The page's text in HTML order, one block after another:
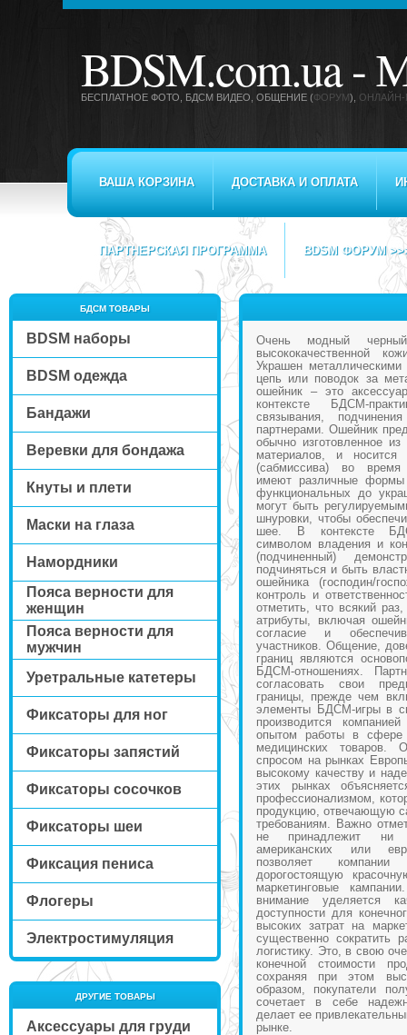
BDSM.com.ua -
БЕСПЛАТНОЕ ФОТО, БДСМ ВИДЕО , ОБЩЕНИЕ (ФОРУМ), ОНЛАЙН-
ВАША КОРЗИНА ДОСТАВКА И ОПЛАТА
ПАРТНЕРСКАЯ ПРОГРАММА BDSM ФОРУМ
БДСМ ТОВАРЫ
BDSM наборы
BDSM одежда
Бандажи
Веревки для бондажа
Кнуты и плети
Маски на глаза
Намордники
Пояса верности для
женщин
Пояса верности для
мужчин
Уретральные катетеры
Фиксаторы для ног
Фиксаторы запястий
Фиксаторы сосочков
Фиксаторы шеи
Фиксация пениса
Флогеры
Электростимуляция
ДРУГИЕ ТОВАРЫ
Аксессуары для груди
Очень модный
высококачественной
Украшен
цепь или поводок за
ошейник – это
контексте БДСМ-
связывания,
партнерами. Ошейник
обычно изготовленное
материалов, и носится
(сабмиссива) во
имеют различные
функциональных до
могут быть
шнуровки, чтобы
шее. В контексте
символом владения и
(подчиненный)
подчиняться и быть
ошейника (господин/
контроль и
отметить, что всякий
атрибуты, включая
согласие и
участников. Общение,
границ являются
БДСМ-отношениях.
согласовать свои
границы, прежде чем
элементы БДСМ-игры в
производится
опытом работы в сфере
медицинских товаров.
спросом на рынках
высокому качеству и
этих рынках
профессионализмом,
продукцию, отвечающую
требованиям. Важно
не принадлежит ни
американских или
позволяет
дорогостоящую
маркетинговые
внимание уделяется
доступности для
высоких затрат на
существенно сократить
логистику. Это, в свою
конечной стоимости
сохраняя при этом
образом, покупатели
сочетает в себе
делает ее
рынке.